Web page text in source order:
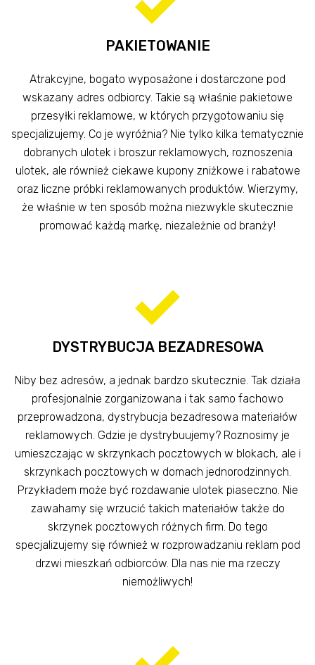
PAKIETOWANIE
Atrakcyjne, bogato wyposażone i dostarczone pod
wskazany adres odbiorcy. Takie są właśnie pakietowe
przesyłki reklamowe, w których przygotowaniu się
specjalizujemy. Co je wyróżnia? Nie tylko kilka tematycznie
dobranych ulotek i broszur reklamowych, roznoszenia
ulotek, ale również ciekawe kupony zniżkowe i rabatowe
oraz liczne próbki reklamowanych produktów. Wierzymy,
że właśnie w ten sposób można niezwykle skutecznie
promować każdą markę, niezależnie od branży!
DYSTRYBUCJA BEZADRESOWA
Niby bez adresów, a jednak bardzo skutecznie. Tak działa
profesjonalnie zorganizowana i tak samo fachowo
przeprowadzona, dystrybucja bezadresowa materiałów
reklamowych. Gdzie je dystrybuujemy? Roznosimy je
umieszczając w skrzynkach pocztowych w blokach, ale i
skrzynkach pocztowych w domach jednorodzinnych.
Przykładem może być rozdawanie ulotek piaseczno. Nie
zawahamy się wrzucić takich materiałów także do
skrzynek pocztowych różnych firm. Do tego
specjalizujemy się również w rozprowadzaniu reklam pod
drzwi mieszkań odbiorców. Dla nas nie ma rzeczy
niemożliwych!